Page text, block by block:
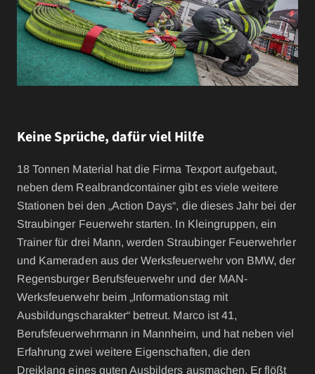
Keine Sprüche, dafür viel Hilfe
18 Tonnen Material hat die Firma Texport aufgebaut,
neben dem Realbrandcontainer gibt es viele weitere
Stationen bei den „Action Days“, die dieses Jahr bei der
Straubinger Feuerwehr starten. In Kleingruppen, ein
Trainer für drei Mann, werden Straubinger Feuerwehrler
und Kameraden aus der Werksfeuerwehr von BMW, der
Regensburger Berufsfeuerwehr und der MAN-
Werksfeuerwehr beim „Informationstag mit
Ausbildungscharakter“ betreut. Marco ist 41,
Berufsfeuerwehrmann in Mannheim, und hat neben viel
Erfahrung zwei weitere Eigenschaften, die den
Dreiklang eines guten Ausbilders ausmachen. Er flößt